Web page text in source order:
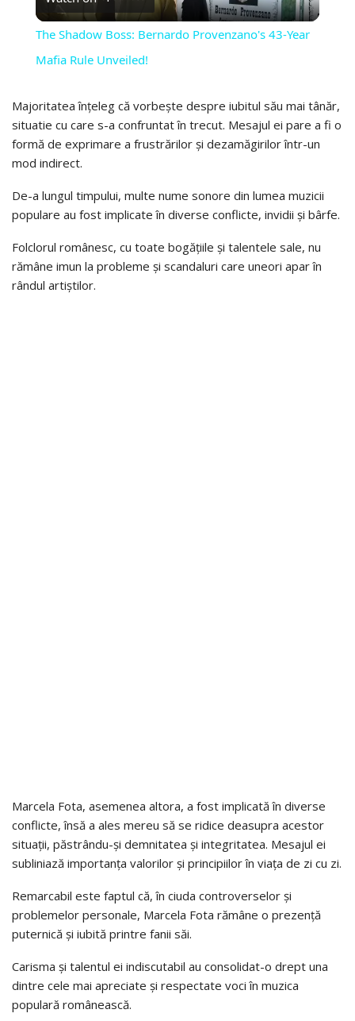
VIDEO
The Shadow Boss: Bernardo Provenzano's 43-Year
Mafia Rule Unveiled!
Majoritatea înțeleg că vorbește despre iubitul său mai tânăr,
situatie cu care s-a confruntat în trecut. Mesajul ei pare a fi o
formă de exprimare a frustrărilor și dezamăgirilor într-un
mod indirect.
De-a lungul timpului, multe nume sonore din lumea muzicii
populare au fost implicate în diverse conflicte, invidii și bârfe.
Folclorul românesc, cu toate bogățiile și talentele sale, nu
rămâne imun la probleme și scandaluri care uneori apar în
rândul artiștilor.
Marcela Fota, asemenea altora, a fost implicată în diverse
conflicte, însă a ales mereu să se ridice deasupra acestor
situații, păstrându-și demnitatea și integritatea. Mesajul ei
subliniază importanța valorilor și principiilor în viața de zi cu zi.
Remarcabil este faptul că, în ciuda controverselor și
problemelor personale, Marcela Fota rămâne o prezență
puternică și iubită printre fanii săi.
Carisma și talentul ei indiscutabil au consolidat-o drept una
dintre cele mai apreciate și respectate voci în muzica
populară românească.